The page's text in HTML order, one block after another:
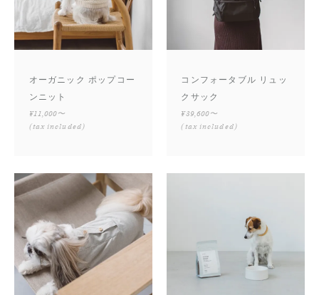
オーガニック ポップコー
ンニット
¥11,000〜
(tax included)
コンフォータブル リュッ
クサック
¥39,600〜
(tax included)